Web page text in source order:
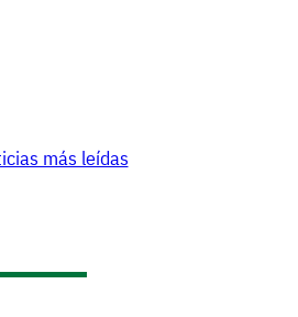
más leídas